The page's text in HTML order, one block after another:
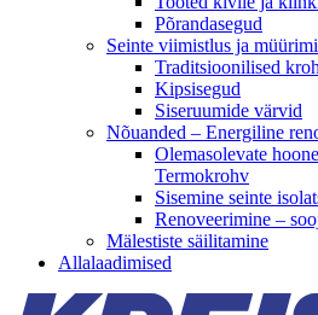
Põrandasegud
Seinte viimistlus ja
Traditsioonilised
Kipsisegud
Siseruumide värvid
Nõuanded – Energiline
Olemasolevate
Termokrohv
Sisemine seinte
Renoveerimine –
Mälestiste säilitamine
Allalaadimised